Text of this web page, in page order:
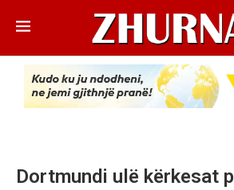
Dortmundi ulë kërkesat